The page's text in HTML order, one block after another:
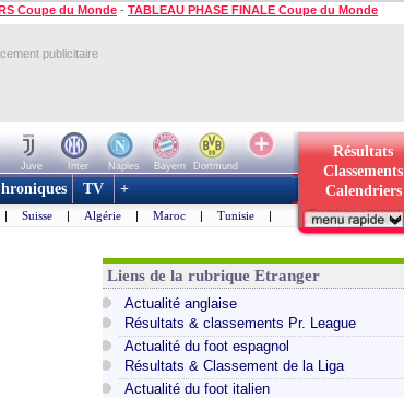
Coupe du Monde - TABLEAU PHASE FINALE Coupe du Monde
publicitaire
Juve Inter Naples Bayern
Dortmund
Résultats
Classements
Calendriers
TV +
| Suisse | Algérie | Maroc | Tunisie |
Liens de la rubrique Etranger
Actualité anglaise
Résultats & classements Pr. League
Actualité du foot espagnol
Résultats & Classement de la Liga
Actualité du foot italien